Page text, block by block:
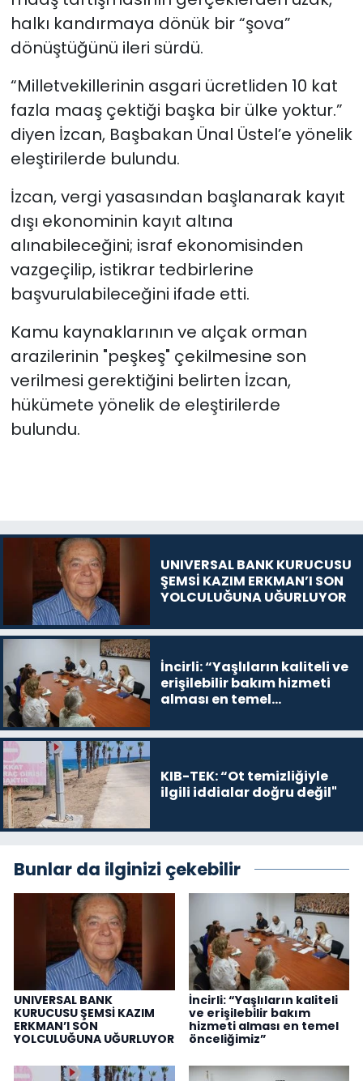
halkı kandırmaya dönük bir “şova”
dönüştüğünü ileri sürdü.
“Milletvekillerinin asgari ücretliden 10 kat
fazla maaş çektiği başka bir ülke yoktur.”
diyen İzcan, Başbakan Ünal Üstel’e yönelik
eleştirilerde bulundu.
İzcan, vergi yasasından başlanarak kayıt
dışı ekonominin kayıt altına
alınabileceğini; israf ekonomisinden
vazgeçilip, istikrar tedbirlerine
başvurulabileceğini ifade etti.
Kamu kaynaklarının ve alçak orman
arazilerinin "peşkeş" çekilmesine son
verilmesi gerektiğini belirten İzcan,
hükümete yönelik de eleştirilerde
bulundu.
UNIVERSAL BANK KURUCUSU
ŞEMSİ KAZIM ERKMAN’I SON
YOLCULUĞUNA UĞURLUYOR
İncirli: “Yaşlıların kaliteli ve
erişilebilir bakım hizmeti
alması en temel
KIB-TEK: “Ot temizliğiyle
ilgili iddialar doğru değil"
Bunlar da ilginizi çekebilir
UNIVERSAL BANK
KURUCUSU ŞEMSİ KAZIM
ERKMAN’I SON
YOLCULUĞUNA UĞURLUYOR
İncirli: “Yaşlıların kaliteli
ve erişilebilir bakım
hizmeti alması en temel
önceliğimiz”